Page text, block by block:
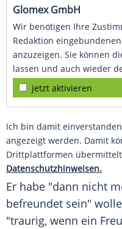
Glomex GmbH
Wir benötigen Ihre
Redaktion
anzuzeigen. Sie können
lassen und auch wieder
jetzt aktivieren
Ich bin damit
angezeigt werden. Damit
Drittplattformen
Datenschutzhinweisen.
Er habe "dann nicht
befreundet sein"
"traurig, wenn ein